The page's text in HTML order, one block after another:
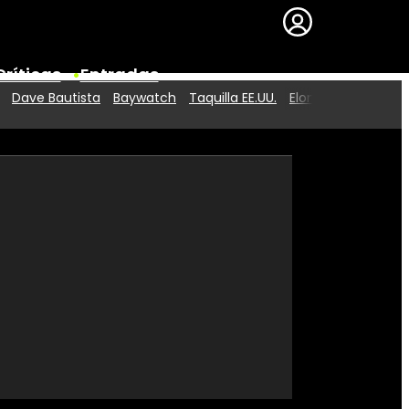
Entradas
Premios
Dave Bautista Baywatch Taquilla EE.UU. Elon Musk